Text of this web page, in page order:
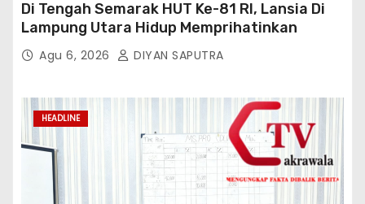
Di Tengah Semarak HUT Ke-81 RI, Lansia Di
Lampung Utara Hidup Memprihatinkan
Agu 6, 2026 DIYAN SAPUTRA
HEADLINE